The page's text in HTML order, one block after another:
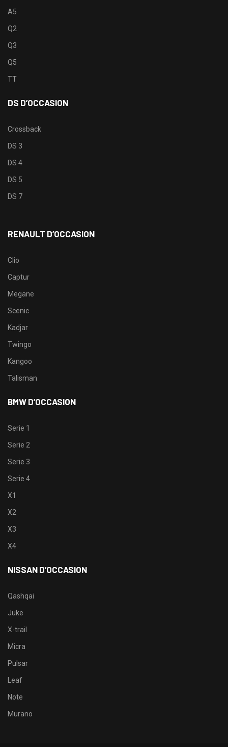
A5
Q2
Q3
Q5
TT
DS D’OCCASION
Crossback
DS 3
DS 4
DS 5
DS 7
RENAULT D’OCCASION
Clio
Captur
Megane
Scenic
Kadjar
Twingo
Kangoo
Talisman
BMW D’OCCASION
Serie 1
Serie 2
Serie 3
Serie 4
X1
X2
X3
X4
NISSAN D’OCCASION
Qashqai
Juke
X-trail
Micra
Pulsar
Leaf
Note
Murano